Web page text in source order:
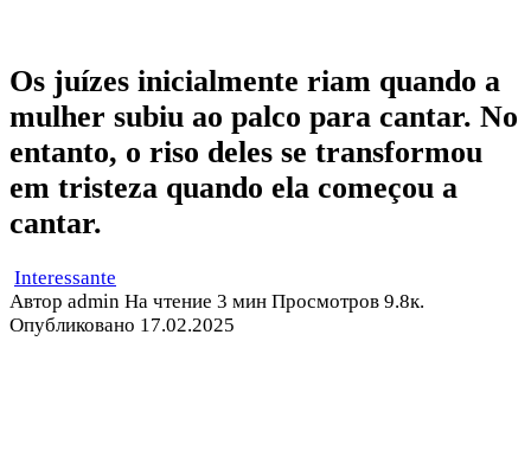
Os juízes inicialmente riam quando a
mulher subiu ao palco para cantar. No
entanto, o riso deles se transformou
em tristeza quando ela começou a
cantar.
Interessante
Автор admin На чтение 3 мин Просмотров 9.8к.
Опубликовано 17.02.2025